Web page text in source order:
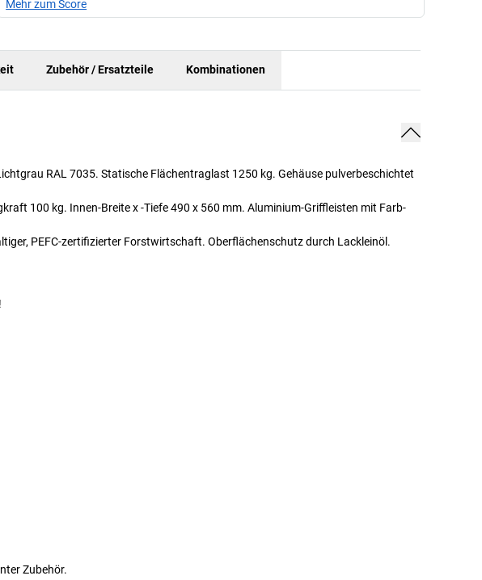
Mehr zum Score
Zubehör / Ersatzteile Kombinationen
RAL 7035. Statische Flächentraglast 1250 kg. Gehäuse pulverbeschichtet
100 kg. Innen-Breite x -Tiefe 490 x 560 mm. Aluminium-Griffleisten mit Farb-
PEFC-zertifizierter Forstwirtschaft. Oberflächenschutz durch Lackleinöl.
Zubehör.